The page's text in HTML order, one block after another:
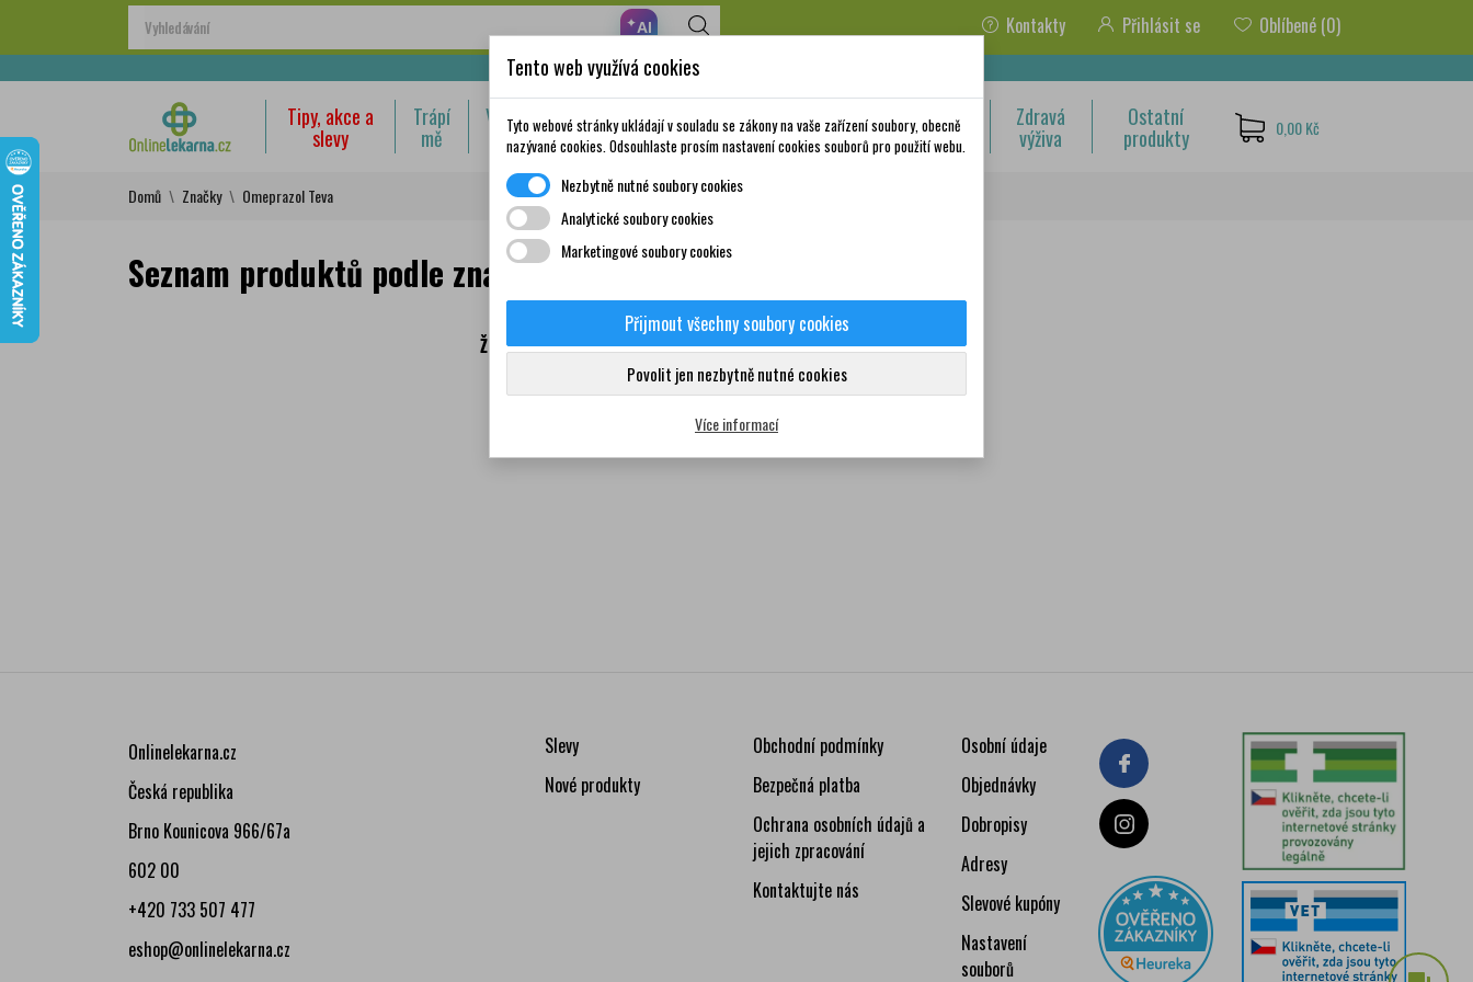
✦AI Kontakty Přihlásit se Oblíbené (0)
Nakupte za 999,- Kč a získáte dopravu zdarma!
Tipy, akce a
slevy
Trápí
mě
Volně prodejné
léky
Doplňky stravy a
vitamíny
Matka a
dítě
Krása a
péče
Zdravá
výživa
Ostatní
produkty 0,00 Kč
Domů Značky Omeprazol Teva
Seznam produktů podle značky Omeprazol Teva
Žádný produkt nebyl bohužel nalezen
Onlinelekarna.cz
Česká republika
Brno Kounicova 966/67a
602 00
+420 733 507 477
eshop@onlinelekarna.cz
Slevy
Nové produkty
Obchodní podmínky
Bezpečná platba
Ochrana osobních údajů a
jejich zpracování
Kontaktujte nás
Osobní údaje
Objednávky
Dobropisy
Adresy
Slevové kupóny
Nastavení
souborů
Tento web využívá cookies
Tyto webové stránky ukládají v souladu se zákony na vaše zařízení soubory, obecně
nazývané cookies. Odsouhlaste prosím nastavení cookies souborů pro použití webu.
Nezbytně nutné soubory cookies
Analytické soubory cookies
Marketingové soubory cookies
Přijmout všechny soubory cookies
Povolit jen nezbytně nutné cookies
Více informací